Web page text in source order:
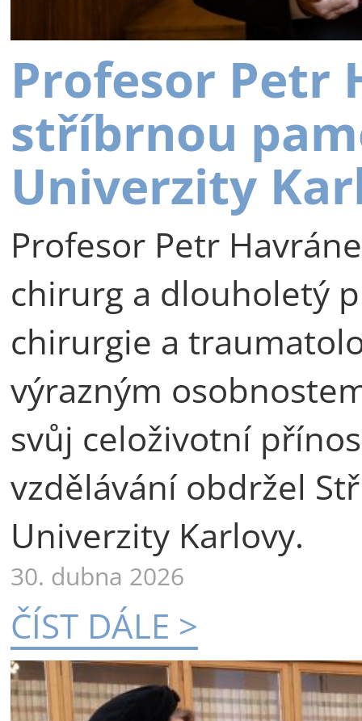
Profesor Petr
stříbrnou
Univerzity
Profesor Petr
chirurg a dlouholetý
chirurgie a
výrazným
svůj celoživotní
vzdělávání obdržel
Univerzity Karlovy.
30. dubna 2026
ČÍST DÁLE >